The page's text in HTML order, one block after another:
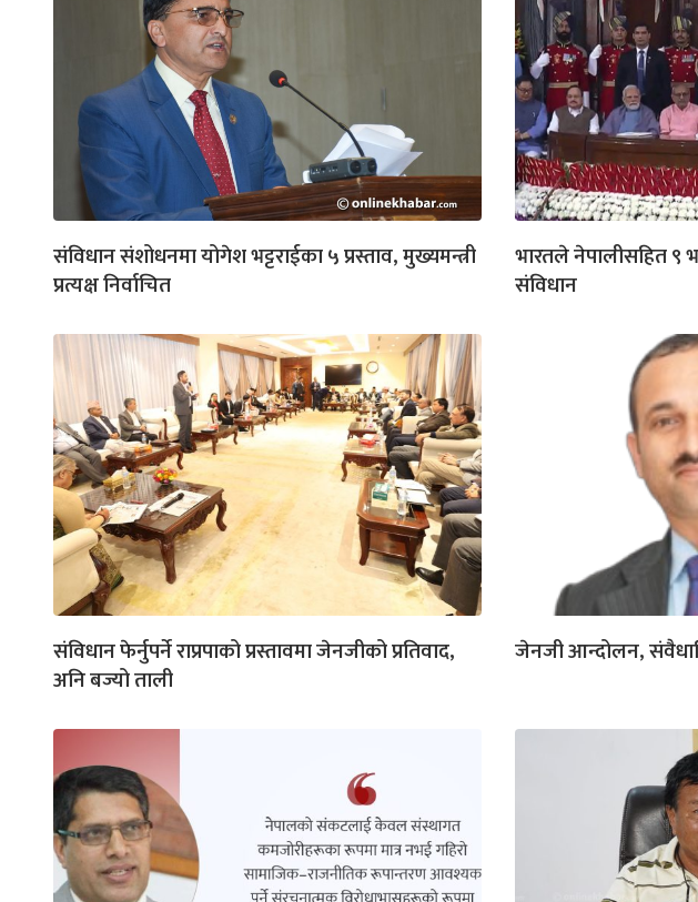
संविधान संशोधनमा योगेश भट्टराईका ५ प्रस्ताव, मुख्यमन्त्री
प्रत्यक्ष निर्वाचित
भारतले नेपालीसहित ९
संविधान
संविधान फेर्नुपर्ने राप्रपाको प्रस्तावमा जेनजीको प्रतिवाद,
अनि बज्यो ताली
जेनजी आन्दोलन,